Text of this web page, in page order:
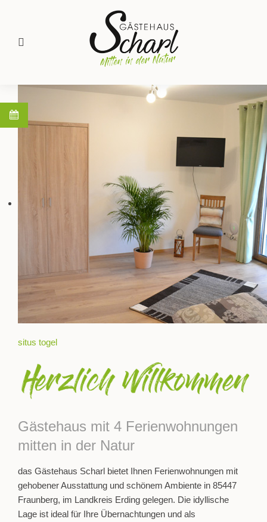
situs togel
Gästehaus mit 4 Ferienwohnungen
mitten in der Natur
das Gästehaus Scharl bietet Ihnen Ferienwohnungen mit
gehobener Ausstattung und schönem Ambiente in 85447
Fraunberg, im Landkreis Erding gelegen. Die idyllische
Lage ist ideal für Ihre Übernachtungen und als